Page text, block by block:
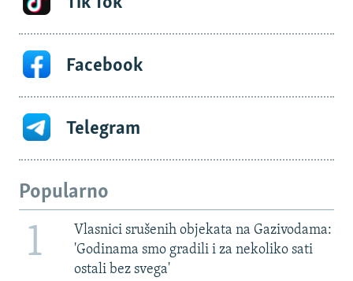
Facebook
Telegram
Popularno
1
Vlasnici srušenih objekata na Gazivodama:
'Godinama smo gradili i za nekoliko sati
ostali bez svega'